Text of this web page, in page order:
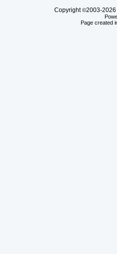
Copyright©2003-2026
Page created